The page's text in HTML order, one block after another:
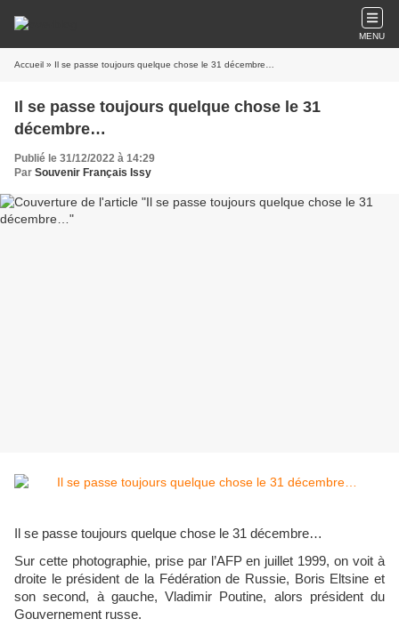
MENU
Accueil » Il se passe toujours quelque chose le 31 décembre…
Il se passe toujours quelque chose le 31
décembre…
Publié le 31/12/2022 à 14:29
Par Souvenir Français Issy
Il se passe toujours quelque chose le 31 décembre…
Sur cette photographie, prise par l’AFP en juillet 1999, on voit à
droite le président de la Fédération de Russie, Boris Eltsine et
son second, à gauche, Vladimir Poutine, alors président du
Gouvernement russe.